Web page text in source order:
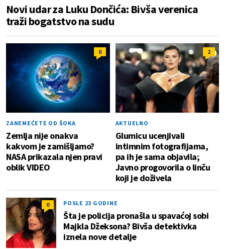
Novi udar za Luku Dončića: Bivša verenica
traži bogatstvo na sudu
6
ZANEMEĆETE OD ŠOKA
Zemlja nije onakva
kakvom je zamišljamo?
NASA prikazala njen pravi
oblik VIDEO
2
AKTUELNO
Glumicu ucenjivali
intimnim fotografijama,
pa ih je sama objavila;
Javno progovorila o linču
koji je doživela
0 POSLE 23 GODINE
Šta je policija pronašla u spavaćoj sobi
Majkla Džeksona? Bivša detektivka
iznela nove detalje